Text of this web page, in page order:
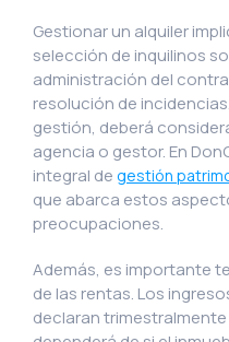
Gestionar un alquiler
selección de inquilinos
administración del
resolución de
gestión, deberá
agencia o gestor. En
integral de gestión
que abarca estos
preocupaciones.
Además, es importante
de las rentas. Los
declaran trimestralmente